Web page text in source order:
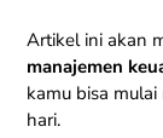
Artikel ini akan
manajemen
kamu bisa
hari.